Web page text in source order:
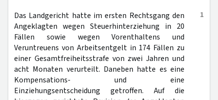
1
Das Landgericht hatte im ersten Rechtsgang den
Angeklagten wegen Steuerhinterziehung in 20
Fällen sowie wegen Vorenthaltens und
Veruntreuens von Arbeitsentgelt in 174 Fällen zu
einer Gesamtfreiheitsstrafe von zwei Jahren und
acht Monaten verurteilt. Daneben hatte es eine
Kompensations- und eine
Einziehungsentscheidung getroffen. Auf die